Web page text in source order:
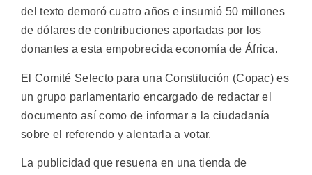
del texto demoró cuatro años e insumió 50 millones
de dólares de contribuciones aportadas por los
donantes a esta empobrecida economía de África.
El Comité Selecto para una Constitución (Copac) es
un grupo parlamentario encargado de redactar el
documento así como de informar a la ciudadanía
sobre el referendo y alentarla a votar.
La publicidad que resuena en una tienda de